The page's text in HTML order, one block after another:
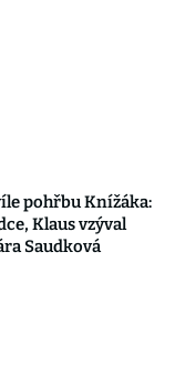
pohřbu Knížáka:
Klaus vzýval
Saudková